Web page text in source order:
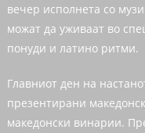
вечер исполнета со
можат да уживаат во
понуди и латино ритми.
Главниот ден на
презентирани
македонски винарии.